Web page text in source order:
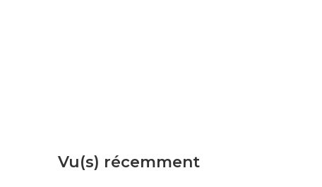
Vu(s) récemment